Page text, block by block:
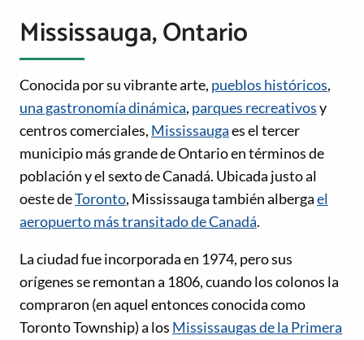
Mississauga, Ontario
Conocida por su vibrante arte, pueblos históricos,
una gastronomía dinámica, parques recreativosy
centros comerciales, Mississaugaes el tercer
municipio más grande de Ontario en términos de
población y el sexto de Canadá. Ubicada justo al
oeste deToronto, Mississauga también albergael
aeropuerto más transitado de Canadá.
La ciudad fue incorporada en 1974, pero sus
orígenes se remontan a 1806, cuando los colonos la
compraron (en aquel entonces conocida como
Toronto Township) a los Mississaugas de la Primera